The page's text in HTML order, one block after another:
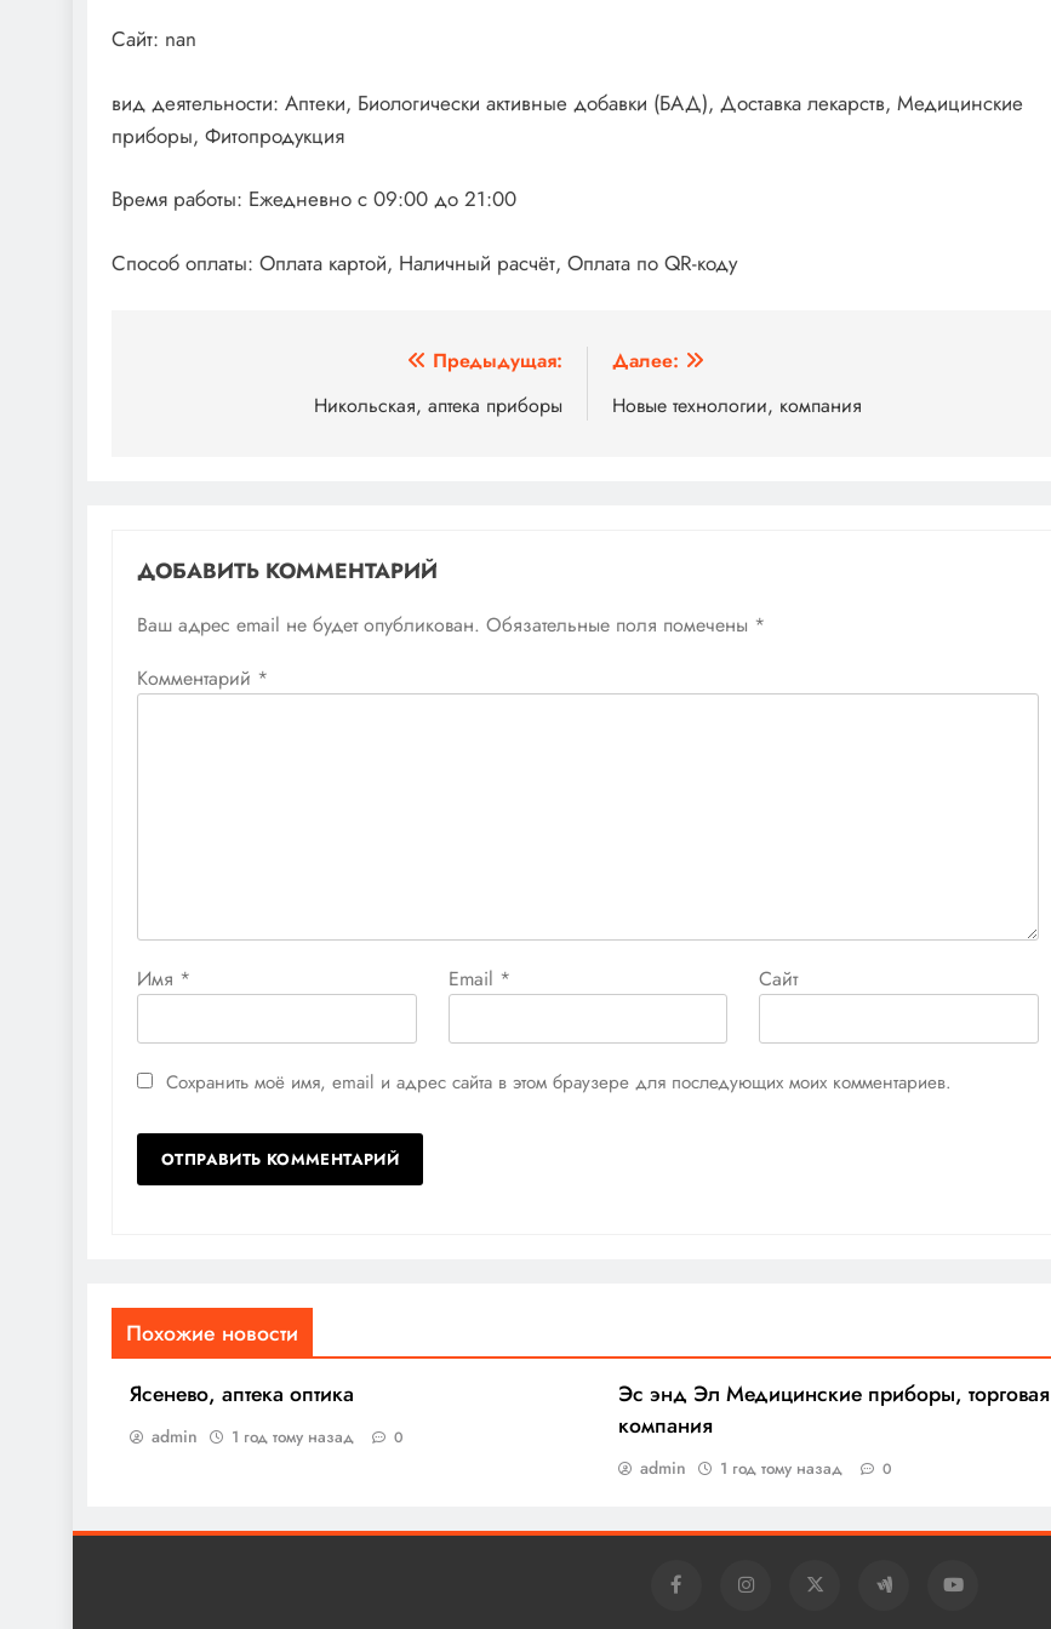
Сайт: nan
вид деятельности: Аптеки, Биологически активные добавки (БАД), Доставка лекарств, Медицинские
приборы, Фитопродукция
Время работы: Ежедневно с 09:00 до 21:00
Способ оплаты: Оплата картой, Наличный расчёт, Оплата по QR-коду
Предыдущая:
Никольская, аптека приборы
Далее:
Новые технологии, компания
ДОБАВИТЬ КОММЕНТАРИЙ
Ваш адрес email не будет опубликован. Обязательные поля помечены *
Комментарий *
Имя * Email * Сайт
Сохранить моё имя, email и адрес сайта в этом браузере для последующих моих комментариев.
Похожие новости
Ясенево, аптека оптика
admin 1 год тому назад 0
Эс энд Эл Медицинские приборы, торговая
компания
admin 1 год тому назад 0